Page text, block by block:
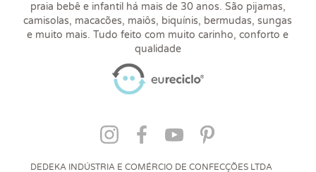
praia bebê e infantil há mais de 30 anos. São pijamas,
camisolas, macacões, maiôs, biquínis, bermudas, sungas
e muito mais. Tudo feito com muito carinho, conforto e
qualidade
DEDEKA INDÚSTRIA E COMÉRCIO DE CONFECÇÕES LTDA